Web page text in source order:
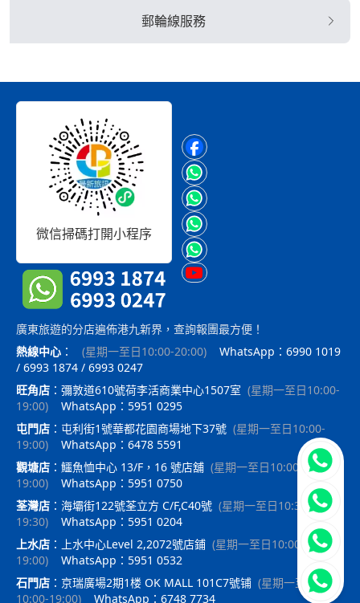
郵輪線服務
微信掃碼打開小程序
廣東旅遊的分店遍佈港九新界，查詢報團最方便！
熱線中心 ： (星期一至日10:00-20:00)
WhatsApp：6990 1019
/ 6993 1874 / 6993 0247
旺角店 ： 彌敦道610號荷李活商業中心1507室 (星期一至日10:00-
19:00)
WhatsApp：5951 0295
屯門店 ： 屯利街1號華都花園商場地下37號 (星期一至日10:00-
19:00)
WhatsApp：6478 5591
觀塘店 ： 鱷魚恤中心 13/F，16 號店舖 (星期一至日10:00-
19:00)
WhatsApp：5951 0750
荃灣店 ： 海壩街122號荃立方 C/F,C40號 (星期一至日10:30-
19:30)
WhatsApp：5951 0204
上水店 ： 上水中心Level 2,2072號店鋪 (星期一至日10:00-
19:00)
WhatsApp：5951 0532
石門店 ： 京瑞廣場2期1楼 OK MALL 101C7號铺 (星期一至日
10:00-19:00) WhatsApp：6748 7734
立即